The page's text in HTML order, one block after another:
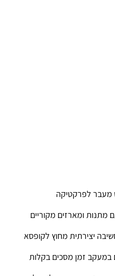
מעבר לפרקטיקה
מתנות ומארזים מקוריים
במעקב זמן מסכים בקלות